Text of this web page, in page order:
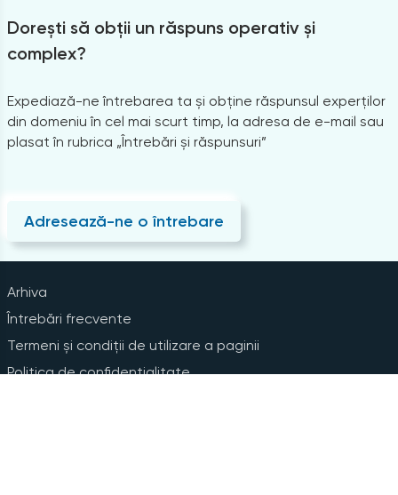
Dorești să obții un răspuns operativ și
complex?
Expediază-ne întrebarea ta și obține răspunsul experților
din domeniu în cel mai scurt timp, la adresa de e-mail sau
plasat în rubrica „Întrebări și răspunsuri”
Adresează-ne o întrebare
Arhiva
Întrebări frecvente
Termeni și condiții de utilizare a paginii
Politica de confidențialitate